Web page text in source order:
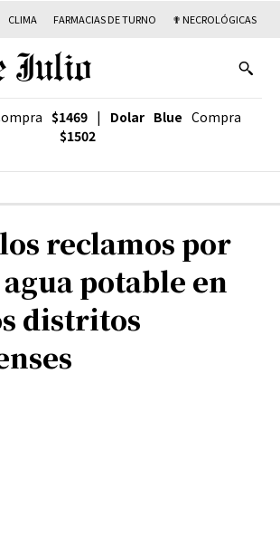
CLIMA FARMACIAS DE TURNO ✟ NECROLÓGICAS
$1469 | Dolar Blue Compra
$1502
reclamos por
potable en
distritos